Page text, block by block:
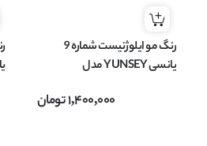
رنگ مو ایلوژنیست شماره 9
یانسی YUNSEY مدل
1,400,000تومان